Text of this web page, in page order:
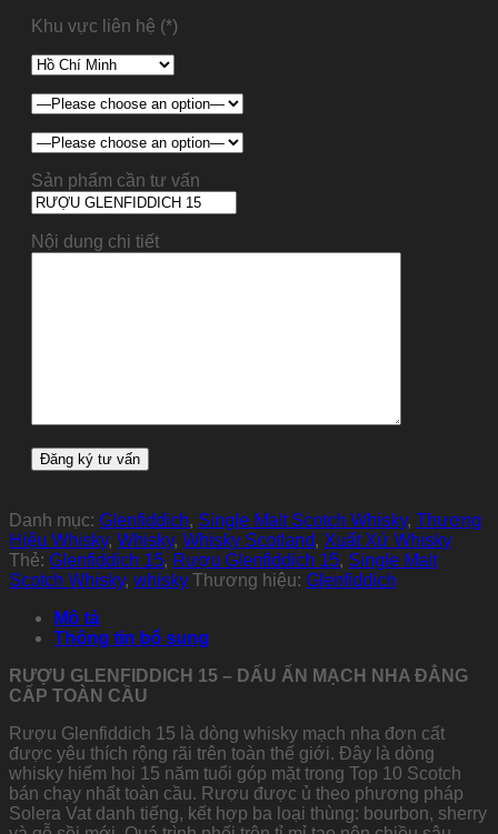
Khu vực liên hệ (*)
Sản phẩm cần tư vấn
Nội dung chi tiết
Danh mục: Glenfiddich, Single Malt Scotch Whisky, Thương
Hiệu Whisky, Whisky, Whisky Scotland, Xuất Xứ Whisky
Thẻ: Glenfiddich 15, Rượu Glenfiddich 15, Single Malt
Scotch Whisky, whisky Thương hiệu: Glenfiddich
Mô tả
Thông tin bổ sung
RƯỢU GLENFIDDICH 15 – DẤU ẤN MẠCH NHA ĐẲNG
CẤP TOÀN CẦU
Rượu Glenfiddich 15 là dòng whisky mạch nha đơn cất
được yêu thích rộng rãi trên toàn thế giới. Đây là dòng
whisky hiếm hoi 15 năm tuổi góp mặt trong Top 10 Scotch
bán chạy nhất toàn cầu. Rượu được ủ theo phương pháp
Solera Vat danh tiếng, kết hợp ba loại thùng: bourbon, sherry